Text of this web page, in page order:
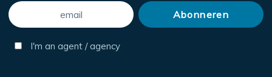
I'm an agent / agency